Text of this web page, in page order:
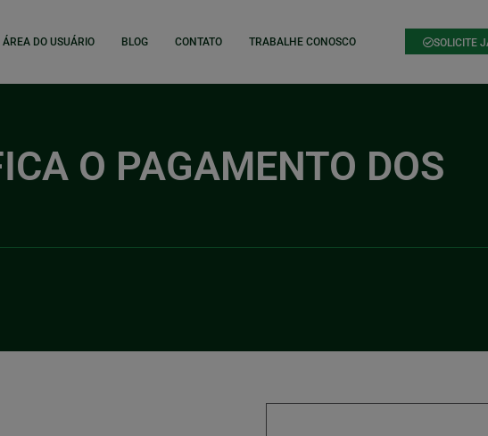
ÁREA DO USUÁRIO BLOG CONTATO TRABALHE CONOSCO SOLICITE
O PAGAMENTO DOS